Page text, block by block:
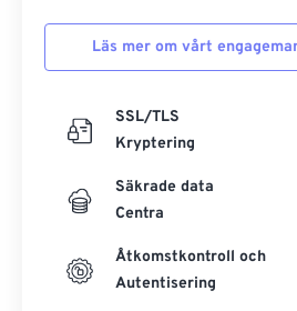
Läs mer om vårt
SSL/TLS
Kryptering
Säkrade data
Centra
Åtkomstkontroll och
Autentisering